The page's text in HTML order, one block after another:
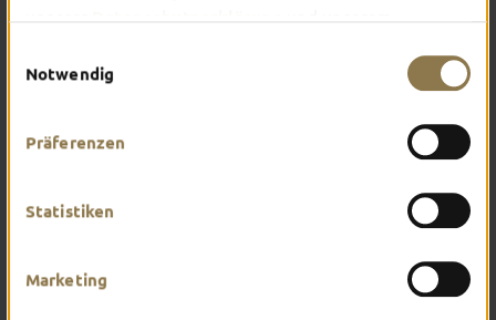
Notwendig
Präferenzen
Statistiken
Marketing